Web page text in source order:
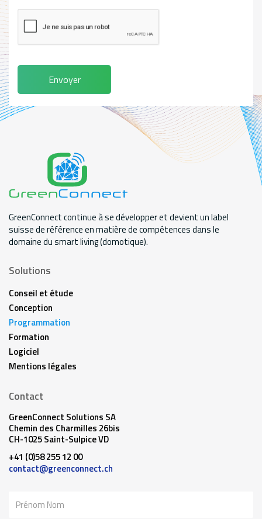
Envoyer
GreenConnect continue à se développer et devient un label
suisse de référence en matière de compétences dans le
domaine du smart living (domotique).
Solutions
Conseil et étude
Conception
Programmation
Formation
Logiciel
Mentions légales
Contact
GreenConnect Solutions SA
Chemin des Charmilles 26bis
CH-1025 Saint-Sulpice VD
+41 (0)58 255 12 00
contact@greenconnect.ch